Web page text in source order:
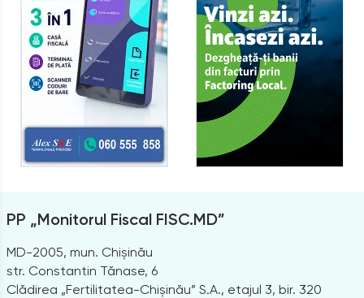
PP „Monitorul Fiscal FISC.MD”
MD-2005, mun. Chișinău
str. Constantin Tănase, 6
Clădirea „Fertilitatea-Chișinău” S.A., etajul 3, bir. 320